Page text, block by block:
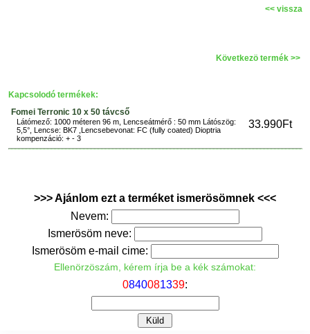
<< vissza
Következö termék >>
Kapcsolodó termékek:
Fomei Terronic 10 x 50 távcső
33.990Ft
Látómező: 1000 méteren 96 m, Lencseátmérő : 50 mm Látószög:
5,5°, Lencse: BK7 ,Lencsebevonat: FC (fully coated) Dioptria
kompenzáció: + - 3
>>> Ajánlom ezt a terméket ismerösömnek <<<
Nevem:
Ismerösöm neve:
Ismerösöm e-mail cime:
Ellenörzöszám, kérem írja be a kék számokat:
0840081339: